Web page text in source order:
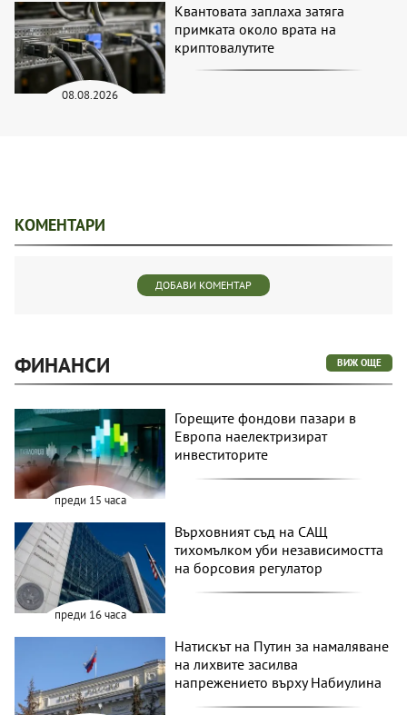
08.08.2026
Квантовата заплаха затяга
примката около врата на
криптовалутите
КОМЕНТАРИ
ДОБАВИ КОМЕНТАР
ФИНАНСИ ВИЖ ОЩЕ
преди 15 часа
Горещите фондови пазари в
Европа наелектризират
инвеститорите
преди 16 часа
Върховният съд на САЩ
тихомълком уби независимостта
на борсовия регулатор
Натискът на Путин за намаляване
на лихвите засилва
напрежението върху Набиулина